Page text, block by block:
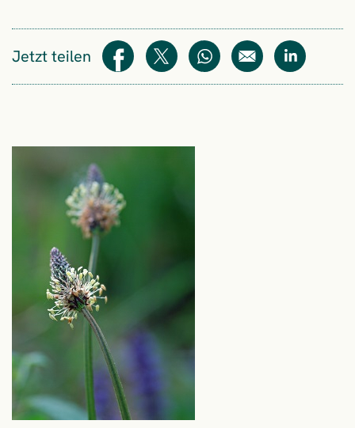
Jetzt teilen Teilen Teilen WhatsAppE-Mail Teilen